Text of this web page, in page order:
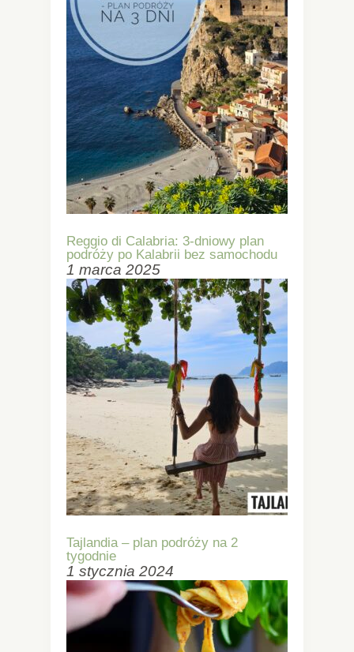
Reggio di Calabria: 3-dniowy plan
podróży po Kalabrii bez samochodu
1 marca 2025
Tajlandia – plan podróży na 2
tygodnie
1 stycznia 2024